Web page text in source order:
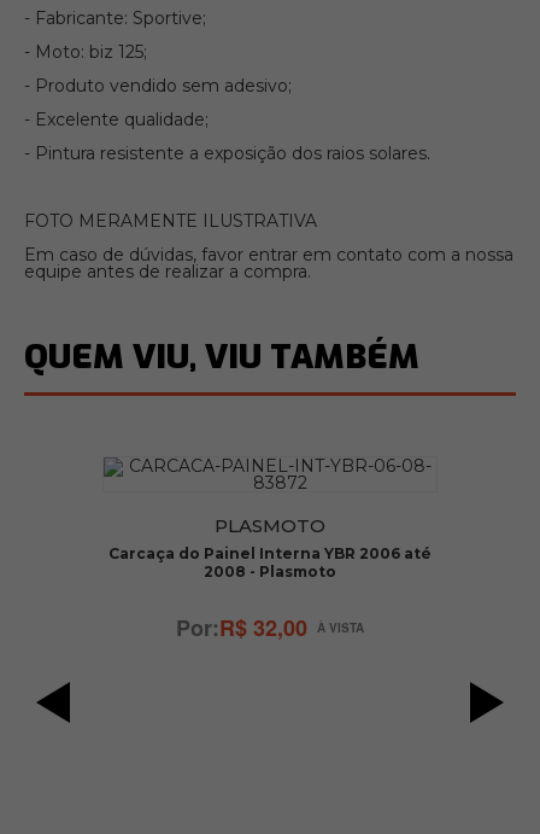
- Fabricante: Sportive;
- Moto: biz 125;
- Produto vendido sem adesivo;
- Excelente qualidade;
- Pintura resistente a exposição dos raios solares.
FOTO MERAMENTE ILUSTRATIVA
Em caso de dúvidas, favor entrar em contato com a nossa
equipe antes de realizar a compra.
QUEM VIU, VIU TAMBÉM
PLASMOTO
Carcaça do Painel Interna YBR 2006 até
2008 - Plasmoto
R$ 32,00